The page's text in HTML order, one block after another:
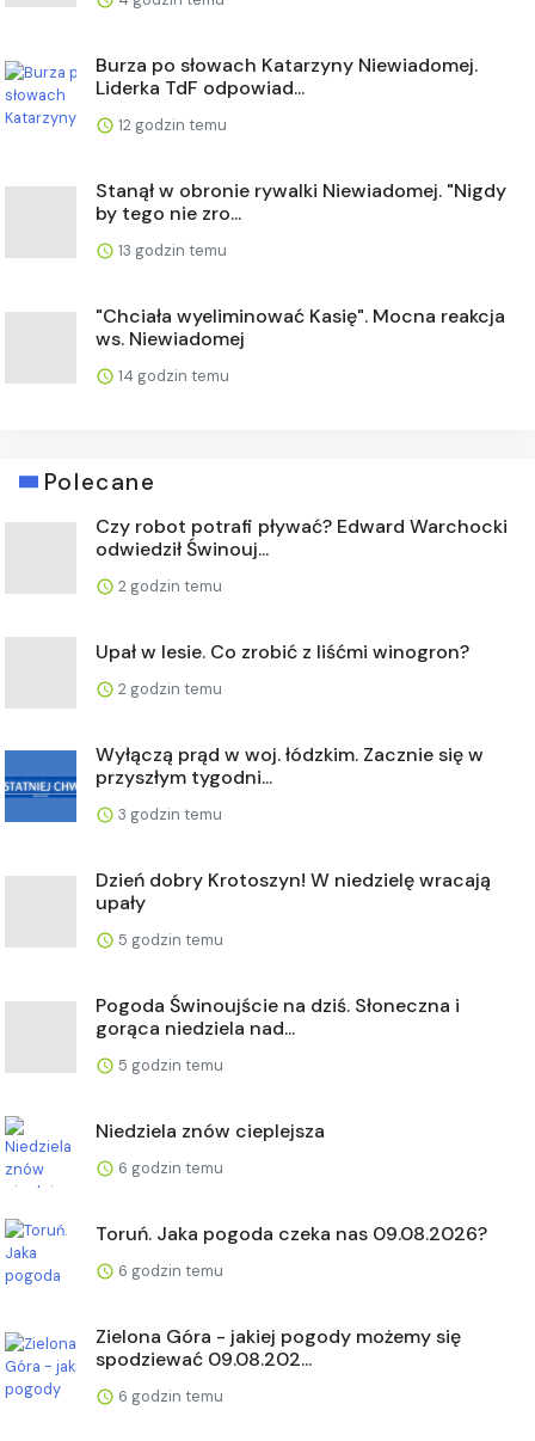
Burza po słowach Katarzyny Niewiadomej.
Liderka TdF odpowiad...
12 godzin temu
Stanął w obronie rywalki Niewiadomej. "Nigdy
by tego nie zro...
13 godzin temu
"Chciała wyeliminować Kasię". Mocna reakcja
ws. Niewiadomej
14 godzin temu
Polecane
Czy robot potrafi pływać? Edward Warchocki
odwiedził Świnouj...
2 godzin temu
Upał w lesie. Co zrobić z liśćmi winogron?
2 godzin temu
Wyłączą prąd w woj. łódzkim. Zacznie się w
przyszłym tygodni...
3 godzin temu
Dzień dobry Krotoszyn! W niedzielę wracają
upały
5 godzin temu
Pogoda Świnoujście na dziś. Słoneczna i
gorąca niedziela nad...
5 godzin temu
Niedziela znów cieplejsza
6 godzin temu
Toruń. Jaka pogoda czeka nas 09.08.2026?
6 godzin temu
Zielona Góra - jakiej pogody możemy się
spodziewać 09.08.202...
6 godzin temu